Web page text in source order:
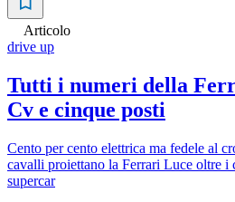
Articolo
drive up
Tutti i numeri della
Cv e cinque posti
Cento per cento elettrica ma fedele al
cavalli proiettano la Ferrari Luce oltre
supercar